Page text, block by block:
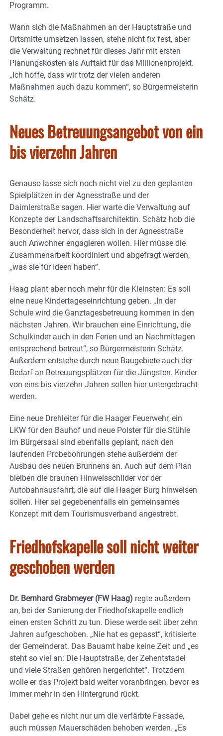
Programm.
Wann sich die Maßnahmen an der Hauptstraße und
Ortsmitte umsetzen lassen, stehe nicht fix fest, aber
die Verwaltung rechnet für dieses Jahr mit ersten
Planungskosten als Auftakt für das Millionenprojekt.
„Ich hoffe, dass wir trotz der vielen anderen
Maßnahmen auch dazu kommen“, so Bürgermeisterin
Schätz.
Neues Betreuungsangebot von ein
bis vierzehn Jahren
Genauso lasse sich noch nicht viel zu den geplanten
Spielplätzen in der Agnesstraße und der
Daimlerstraße sagen. Hier warte die Verwaltung auf
Konzepte der Landschaftsarchitektin. Schätz hob die
Besonderheit hervor, dass sich in der Agnesstraße
auch Anwohner engagieren wollen. Hier müsse die
Zusammenarbeit koordiniert und abgefragt werden,
„was sie für Ideen haben“.
Haag plant aber noch mehr für die Kleinsten: Es soll
eine neue Kindertageseinrichtung geben. „In der
Schule wird die Ganztagesbetreuung kommen in den
nächsten Jahren. Wir brauchen eine Einrichtung, die
Schulkinder auch in den Ferien und an Nachmittagen
entsprechend betreut“, so Bürgermeisterin Schätz.
Außerdem entstehe durch neue Baugebiete auch der
Bedarf an Betreuungsplätzen für die Jüngsten. Kinder
von eins bis vierzehn Jahren sollen hier untergebracht
werden.
Eine neue Drehleiter für die Haager Feuerwehr, ein
LKW für den Bauhof und neue Polster für die Stühle
im Bürgersaal sind ebenfalls geplant, nach den
laufenden Probebohrungen stehe außerdem der
Ausbau des neuen Brunnens an. Auch auf dem Plan
bleiben die braunen Hinweisschilder vor der
Autobahnausfahrt, die auf die Haager Burg hinweisen
sollen. Hier sei gegebenenfalls ein gemeinsames
Konzept mit dem Tourismusverband angestrebt.
Friedhofskapelle soll nicht weiter
geschoben werden
Dr. Bernhard Grabmeyer (FW Haag) regte außerdem
an, bei der Sanierung der Friedhofskapelle endlich
einen ersten Schritt zu tun. Diese werde seit über zehn
Jahren aufgeschoben. „Nie hat es gepasst“, kritisierte
der Gemeinderat. Das Bauamt habe keine Zeit und „es
steht so viel an: Die Hauptstraße, der Zehentstadel
und viele Straßen gehören hergerichtet“. Trotzdem
wolle er das Projekt bald weiter voranbringen, bevor es
immer mehr in den Hintergrund rückt.
Dabei gehe es nicht nur um die verfärbte Fassade,
auch müssen Mauerschäden behoben werden. „Es